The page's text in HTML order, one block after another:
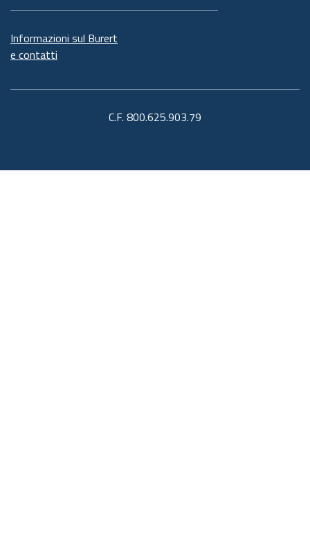
Informazioni sul Burert
e contatti
C.F. 800.625.903.79